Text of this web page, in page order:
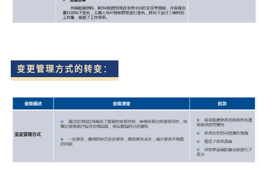
变更管理方式的转变：